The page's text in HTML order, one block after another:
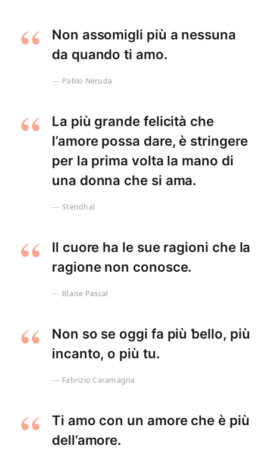
Non assomigli più a nessuna
da quando ti amo.
Pablo Neruda
La più grande felicità che
l’amore possa dare, è stringere
per la prima volta la mano di
una donna che si ama.
Stendhal
Il cuore ha le sue ragioni che la
ragione non conosce.
Blaise Pascal
Non so se oggi fa più ƅello, più
incanto, o più tu.
Fabrizio Caramagna
Ti amo con un amore che è più
dell’amore.